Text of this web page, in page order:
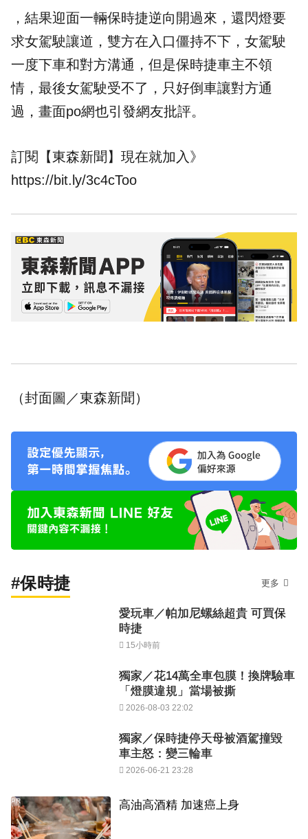
，結果迎面一輛保時捷逆向 開過來，還閃燈要
求女駕駛讓道，雙方在入口僵持不下，女駕駛
一度下車和對方溝通，但是保時捷車主不領
情，最後女駕駛受不了，只好倒車讓對方通
過，畫面po網也引發網友批評。
訂閱【東森新聞】現在就加入》
https://bit.ly/3c4cToo
（封面圖／東森新聞）
#保時捷 更多
愛玩車／帕加尼螺絲超貴 可買保
時捷
15小時前
獨家／花14萬全車包膜！換牌驗車
「燈膜違規」當場被撕
2026-08-03 22:02
獨家／保時捷停天母被酒駕撞毀
車主怒：變三輪車
2026-06-21 23:28
高油高酒精 加速癌上身
PR